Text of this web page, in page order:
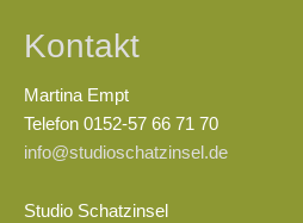
Kontakt
Martina Empt
Telefon 0152-57 66 71 70
info@studioschatzinsel.de
Studio Schatzinsel